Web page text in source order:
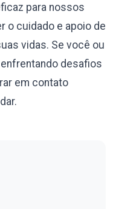
para nossos
o cuidado e apoio de
vidas. Se você ou
desafios
em contato